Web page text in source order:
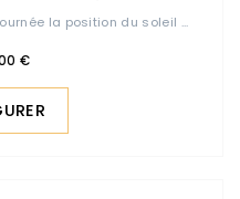
la position du soleil ...
€